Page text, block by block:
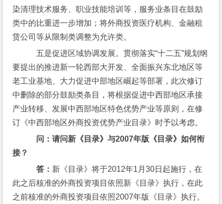
染清理技术服务、职业技能培训等，服务业条目在鼓励
类中的比重进一步增加；将外商投资医疗机构、金融租
赁公司等从限制类调整为允许类。
五是促进区域协调发展。贯彻落实“十二五”规划纲
要提出的推进新一轮西部大开发、全面振兴东北地区等
老工业基地、大力促进中部地区崛起等部署，此次修订
中删除的部分鼓励类条目，将根据促进中西部地区承接
产业转移、发展中西部地区特色优势产业等原则，在修
订《中西部地区外商投资优势产业目录》时予以考虑。
问：请问新《目录》与2007年版《目录》如何衔
接？
答： 新《目录》将于2012年1月30日起施行，在
此之后核准的外商投资项目依照新《目录》执行，在此
之前核准的外商投资项目依照2007年版《目录》执行。